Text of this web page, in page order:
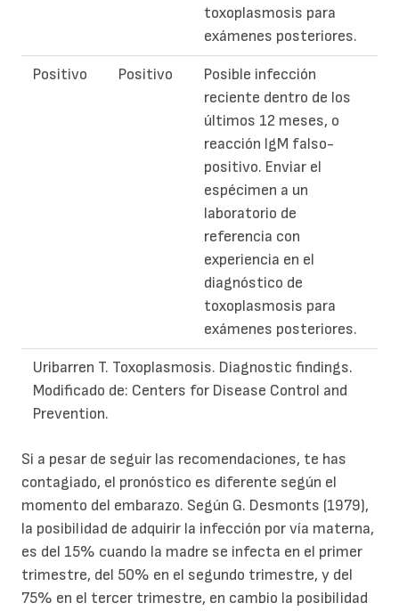
toxoplasmosis para
exámenes posteriores.
Positivo Positivo
Posible infección
reciente dentro de los
últimos 12 meses, o
reacción IgM falso-
positivo. Enviar el
espécimen a un
laboratorio de
referencia con
experiencia en el
diagnóstico de
toxoplasmosis para
exámenes posteriores.
Uribarren T. Toxoplasmosis. Diagnostic findings.
Modificado de: Centers for Disease Control and
Prevention.
Si a pesar de seguir las recomendaciones, te has
contagiado, el pronóstico es diferente según el
momento del embarazo. Según G. Desmonts (1979),
la posibilidad de adquirir la infección por vía materna,
es del 15% cuando la madre se infecta en el primer
trimestre, del 50% en el segundo trimestre, y del
75% en el tercer trimestre, en cambio la posibilidad